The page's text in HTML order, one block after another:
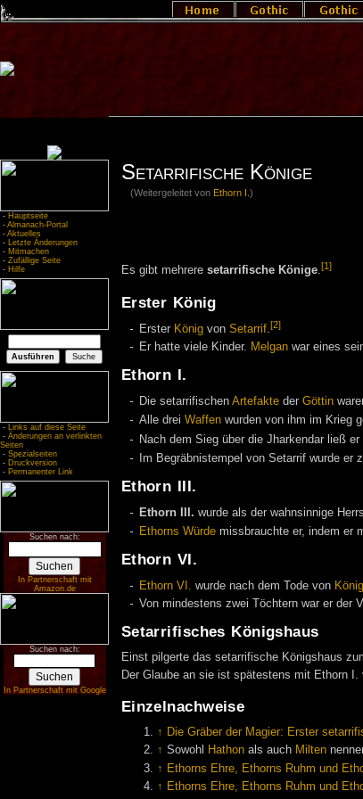
- Hauptseite
- Almanach-Portal
- Aktuelles
- Letzte Änderungen
- Mitmachen
- Zufällige Seite
- Hilfe
- Links auf diese Seite
- Änderungen an verlinkten
Seiten
- Spezialseiten
- Druckversion
- Permanenter Link
Suchen nach:
In Partnerschaft mit
Amazon.de
Suchen nach:
In Partnerschaft mit Google
Setarrifische Könige
(Weitergeleitet von Ethorn I.)
Es gibt mehrere setarrifische Könige.[1]
Erster König
Erster König von Setarrif.[2]
Er hatte viele Kinder. Melgan war eines
Ethorn I.
Die setarrifischen Artefakte der Göttin
Alle drei Waffen wurden von ihm im Krieg
Nach dem Sieg über die Jharkendar ließ
Im Begräbnistempel von Setarrif wurde er
Ethorn III.
Ethorn III. wurde als der wahnsinnige
Ethorns Würde missbrauchte er, indem er
Ethorn VI.
Ethorn VI. wurde nach dem Tode von
Von mindestens zwei Töchtern war er der
Setarrifisches Königshaus
Einst pilgerte das setarrifische Königshaus
Der Glaube an sie ist spätestens mit Ethorn
Einzelnachweise
↑ Die Gräber der Magier: Erster
↑ Sowohl Hathon als auch Milten
↑ Ethorns Ehre, Ethorns Ruhm und
↑ Ethorns Ehre, Ethorns Ruhm und